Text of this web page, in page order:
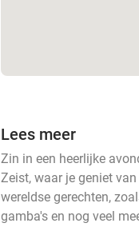
Lees meer
Zin in een heerlijke
Zeist, waar je geniet
wereldse gerechten,
gamba's en nog veel